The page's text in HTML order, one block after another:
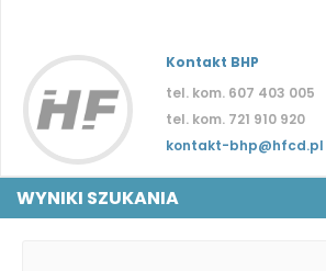
Kontakt BHP
tel. kom. 607 403 005
tel. kom. 721 910 920
kontakt-bhp@hfcd.pl
WYNIKI SZUKANIA